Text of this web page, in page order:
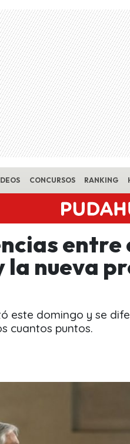
CONCURSOS RANKING
nueva
este domingo y se
cuantos puntos.